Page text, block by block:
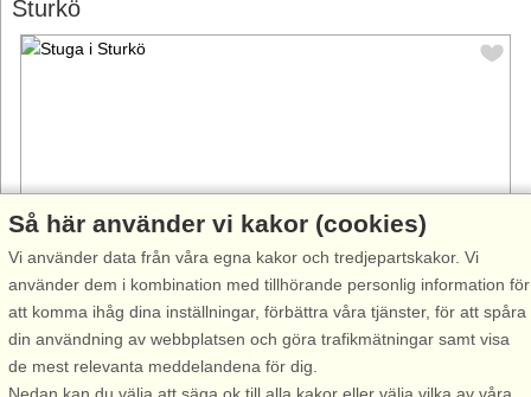
Sturkö
Stugnr: 52918
6 personer, 75 m²
Så här använder vi kakor (cookies)
Vi använder data från våra egna kakor och tredjepartskakor. Vi
använder dem i kombination med tillhörande personlig information för
att komma ihåg dina inställningar, förbättra våra tjänster, för att spåra
din användning av webbplatsen och göra trafikmätningar samt visa
de mest relevanta meddelandena för dig.